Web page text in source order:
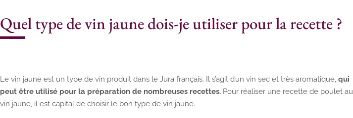
Quel type de vin jaune dois-je utiliser pour la recette ?
Le vin jaune est un type de vin produit dans le Jura français. Il s’agit d’un vin sec et très aromatique, qui
peut être utilisé pour la préparation de nombreuses recettes. Pour réaliser une recette de poulet au
vin jaune, il est capital de choisir le bon type de vin jaune.